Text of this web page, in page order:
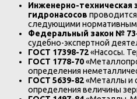
Инженерно-техническая
гидронасосов
следующими
Федеральный закон №
судебно-экспертной
ГОСТ 17398-72«Насосы.
ГОСТ 1778-70
определения
ГОСТ 5639-82«Металлы и
определения величины